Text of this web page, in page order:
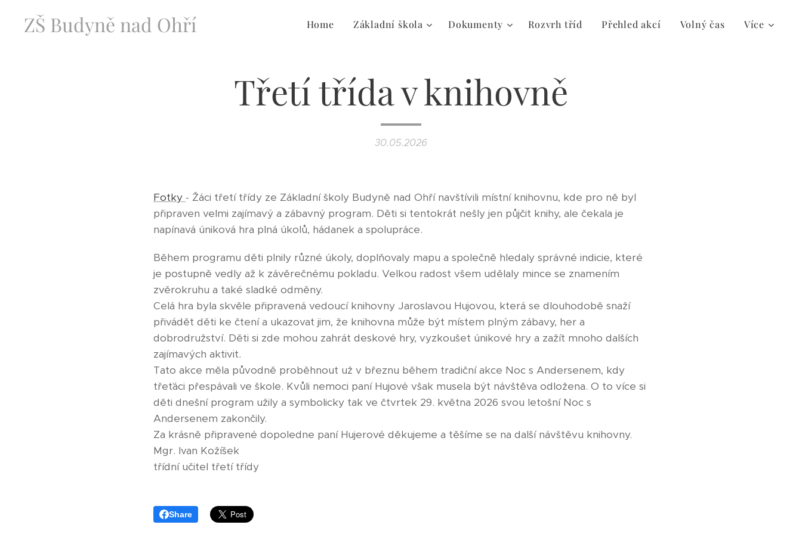
ZŠ Budyně nad Ohří Home Základní škola Dokumenty Rozvrh tříd Přehled akcí Volný čas Více
Třetí třída v knihovně
30.05.2026
Fotky - Žáci třetí třídy ze Základní školy Budyně nad Ohří navštívili místní knihovnu, kde pro ně byl
připraven velmi zajímavý a zábavný program. Děti si tentokrát nešly jen půjčit knihy, ale čekala je
napínavá úniková hra plná úkolů, hádanek a spolupráce.
Během programu děti plnily různé úkoly, doplňovaly mapu a společně hledaly správné indicie, které
je postupně vedly až k závěrečnému pokladu. Velkou radost všem udělaly mince se znamením
zvěrokruhu a také sladké odměny.
Celá hra byla skvěle připravená vedoucí knihovny Jaroslavou Hujovou, která se dlouhodobě snaží
přivádět děti ke čtení a ukazovat jim, že knihovna může být místem plným zábavy, her a
dobrodružství. Děti si zde mohou zahrát deskové hry, vyzkoušet únikové hry a zažít mnoho dalších
zajímavých aktivit.
Tato akce měla původně proběhnout už v březnu během tradiční akce Noc s Andersenem, kdy
třeťáci přespávali ve škole. Kvůli nemoci paní Hujové však musela být návštěva odložena. O to více si
děti dnešní program užily a symbolicky tak ve čtvrtek 29. května 2026 svou letošní Noc s
Andersenem zakončily.
Za krásně připravené dopoledne paní Hujerové děkujeme a těšíme se na další návštěvu knihovny.
Mgr. Ivan Kožíšek
třídní učitel třetí třídy
Share